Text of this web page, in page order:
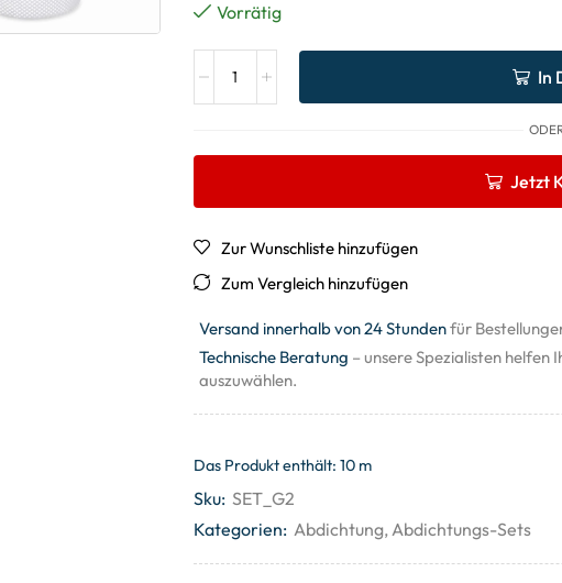
Vorrätig
In
Jetzt
Zur Wunschliste hinzufügen
Zum Vergleich hinzufügen
Versand innerhalb von 24 Stundenfür
Technische Beratung – unsere Spezialisten helfen
auszuwählen.
Das Produkt enthält: 10 m
Sku: SET_G2
Kategorien: Abdichtung,Abdichtungs-Sets